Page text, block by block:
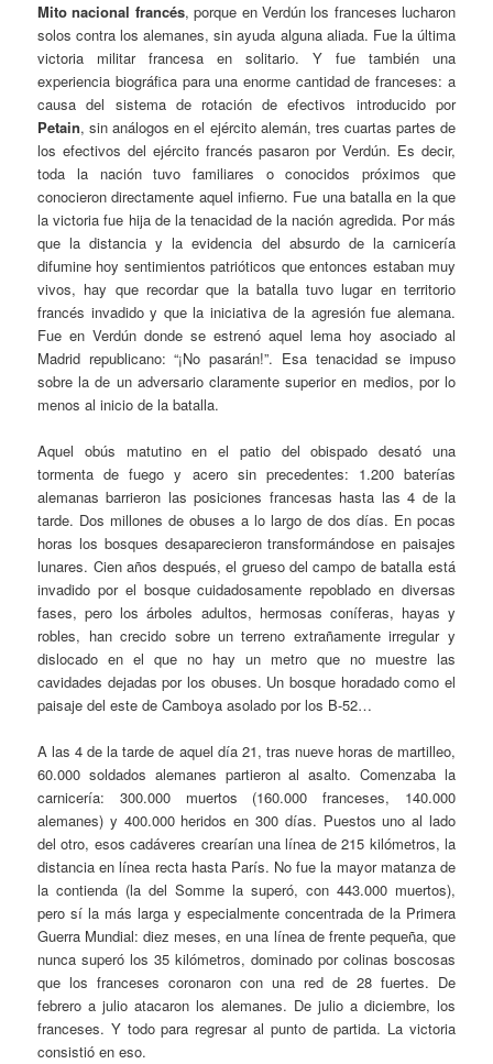
Mito nacional francés, porque en Verdún los franceses lucharon
solos contra los alemanes, sin ayuda alguna aliada. Fue la última
victoria militar francesa en solitario. Y fue también una
experiencia biográfica para una enorme cantidad de franceses: a
causa del sistema de rotación de efectivos introducido por
Petain, sin análogos en el ejército alemán, tres cuartas partes de
los efectivos del ejército francés pasaron por Verdún. Es decir,
toda la nación tuvo familiares o conocidos próximos que
conocieron directamente aquel infierno. Fue una batalla en la que
la victoria fue hija de la tenacidad de la nación agredida. Por más
que la distancia y la evidencia del absurdo de la carnicería
difumine hoy sentimientos patrióticos que entonces estaban muy
vivos, hay que recordar que la batalla tuvo lugar en territorio
francés invadido y que la iniciativa de la agresión fue alemana.
Fue en Verdún donde se estrenó aquel lema hoy asociado al
Madrid republicano: “¡No pasarán!”. Esa tenacidad se impuso
sobre la de un adversario claramente superior en medios, por lo
menos al inicio de la batalla.
Aquel obús matutino en el patio del obispado desató una
tormenta de fuego y acero sin precedentes: 1.200 baterías
alemanas barrieron las posiciones francesas hasta las 4 de la
tarde. Dos millones de obuses a lo largo de dos días. En pocas
horas los bosques desaparecieron transformándose en paisajes
lunares. Cien años después, el grueso del campo de batalla está
invadido por el bosque cuidadosamente repoblado en diversas
fases, pero los árboles adultos, hermosas coníferas, hayas y
robles, han crecido sobre un terreno extrañamente irregular y
dislocado en el que no hay un metro que no muestre las
cavidades dejadas por los obuses. Un bosque horadado como el
paisaje del este de Camboya asolado por los B-52…
A las 4 de la tarde de aquel día 21, tras nueve horas de martilleo,
60.000 soldados alemanes partieron al asalto. Comenzaba la
carnicería: 300.000 muertos (160.000 franceses, 140.000
alemanes) y 400.000 heridos en 300 días. Puestos uno al lado
del otro, esos cadáveres crearían una línea de 215 kilómetros, la
distancia en línea recta hasta París. No fue la mayor matanza de
la contienda (la del Somme la superó, con 443.000 muertos),
pero sí la más larga y especialmente concentrada de la Primera
Guerra Mundial: diez meses, en una línea de frente pequeña, que
nunca superó los 35 kilómetros, dominado por colinas boscosas
que los franceses coronaron con una red de 28 fuertes. De
febrero a julio atacaron los alemanes. De julio a diciembre, los
franceses. Y todo para regresar al punto de partida. La victoria
consistió en eso.